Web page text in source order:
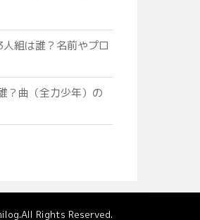
組は誰？名前やプロ
？曲（全力少年）の
.All Rights Reserved.